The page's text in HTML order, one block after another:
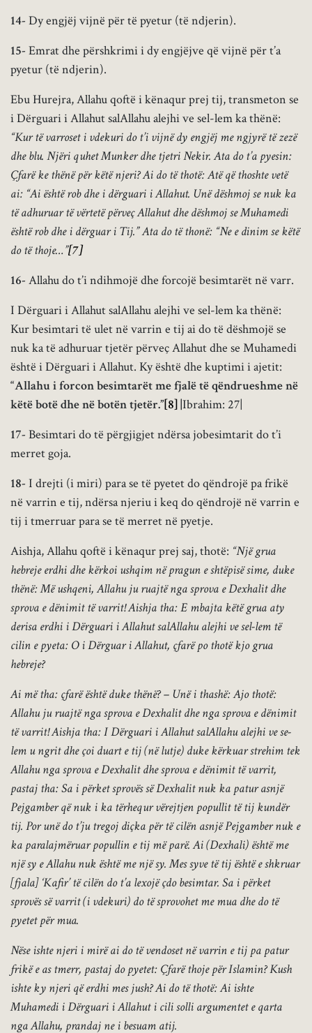
14- Dy engjëj vijnë për të pyetur (të ndjerin).
15- Emrat dhe përshkrimi i dy engjëjve që vijnë për t’a
pyetur (të ndjerin).
Ebu Hurejra, Allahu qoftë i kënaqur prej tij, transmeton se
i Dërguari i Allahut salAllahu alejhi ve sel-lem ka thënë:
“Kur të varroset i vdekuri do t’i vijnë dy engjëj me ngjyrë të zezë
dhe blu. Njëri quhet Munker dhe tjetri Nekir. Ata do t’a pyesin:
Çfarë ke thënë për këtë njeri? Ai do të thotë: Atë që thoshte vetë
ai: “Ai është rob dhe i dërguari i Allahut. Unë dëshmoj se nuk ka
të adhuruar të vërtetë përveç Allahut dhe dëshmoj se Muhamedi
është rob dhe i dërguar i Tij.” Ata do të thonë: “Ne e dinim se këtë
do të thoje…”[7]
16- Allahu do t’i ndihmojë dhe forcojë besimtarët në varr.
I Dërguari i Allahut salAllahu alejhi ve sel-lem ka thënë:
Kur besimtari të ulet në varrin e tij ai do të dëshmojë se
nuk ka të adhuruar tjetër përveç Allahut dhe se Muhamedi
është i Dërguari i Allahut. Ky është dhe kuptimi i ajetit:
“Allahu i forcon besimtarët me fjalë të qëndrueshme në
këtë botë dhe në botën tjetër.”[8]|Ibrahim: 27|
17- Besimtari do të përgjigjet ndërsa jobesimtarit do t’i
merret goja.
18- I drejti (i miri) para se të pyetet do qëndrojë pa frikë
në varrin e tij, ndërsa njeriu i keq do qëndrojë në varrin e
tij i tmerruar para se të merret në pyetje.
Aishja, Allahu qoftë i kënaqur prej saj, thotë: “Një grua
hebreje erdhi dhe kërkoi ushqim në pragun e shtëpisë sime, duke
thënë: Më ushqeni, Allahu ju ruajtë nga sprova e Dexhalit dhe
sprova e dënimit të varrit! Aishja tha: E mbajta këtë grua aty
derisa erdhi i Dërguari i Allahut salAllahu alejhi ve sel-lem të
cilin e pyeta: O i Dërguar i Allahut, çfarë po thotë kjo grua
hebreje?
Ai më tha: çfarë është duke thënë? – Unë i thashë: Ajo thotë:
Allahu ju ruajtë nga sprova e Dexhalit dhe nga sprova e dënimit
të varrit! Aishja tha: I Dërguari i Allahut salAllahu alejhi ve se-
lem u ngrit dhe çoi duart e tij (në lutje) duke kërkuar strehim tek
Allahu nga sprova e Dexhalit dhe sprova e dënimit të varrit,
pastaj tha: Sa i përket sprovës së Dexhalit nuk ka patur asnjë
Pejgamber që nuk i ka tërhequr vërejtjen popullit të tij kundër
tij. Por unë do t’ju tregoj diçka për të cilën asnjë Pejgamber nuk e
ka paralajmëruar popullin e tij më parë. Ai (Dexhali) është me
një sy e Allahu nuk është me një sy. Mes syve të tij është e shkruar
[fjala] ‘Kafir’ të cilën do t’a lexojë çdo besimtar. Sa i përket
sprovës së varrit (i vdekuri) do të sprovohet me mua dhe do të
pyetet për mua.
Nëse ishte njeri i mirë ai do të vendoset në varrin e tij pa patur
frikë e as tmerr, pastaj do pyetet: Çfarë thoje për Islamin? Kush
ishte ky njeri që erdhi mes jush? Ai do të thotë: Ai ishte
Muhamedi i Dërguari i Allahut i cili solli argumentet e qarta
nga Allahu, prandaj ne i besuam atij.